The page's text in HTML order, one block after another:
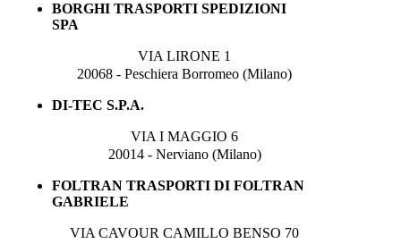
BORGHI TRASPORTI SPEDIZIONI
SPA
VIA LIRONE 1
20068 - Peschiera Borromeo (Milano)
DI-TEC S.P.A.
VIA I MAGGIO 6
20014 - Nerviano (Milano)
FOLTRAN TRASPORTI DI FOLTRAN
GABRIELE
VIA CAVOUR CAMILLO BENSO 70